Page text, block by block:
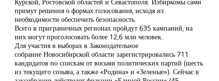
примут решения о формах голосования, исходя из
необходимости обеспечить безопасность.
Всего в приграничных регионах пройдут 635 кампаний, на
них могут проголосовать более 12,6 млн человек.
Для участия в выборах в Законодательное
собрание Новосибирской области зарегистрировались 711
кандидатов по спискам от восьми политических партий (шесть
из текущего созыва, а также «Родина» и «Зеленые»). Сейчас в